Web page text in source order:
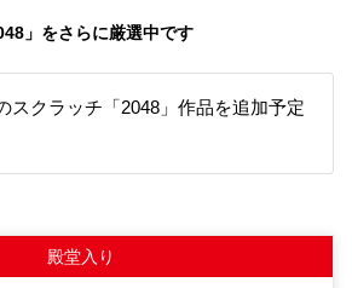
」をさらに厳選中です
スクラッチ「2048」作品を追加予定